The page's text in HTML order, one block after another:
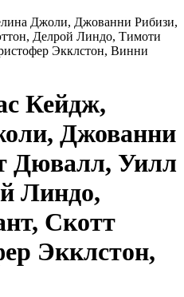
Джоли, Джованни Рибизи,
Делрой Линдо, Тимоти
Экклстон, Винни
Кейдж,
Джованни
Дювалл, Уилл
Линдо,
Скотт
Экклстон,